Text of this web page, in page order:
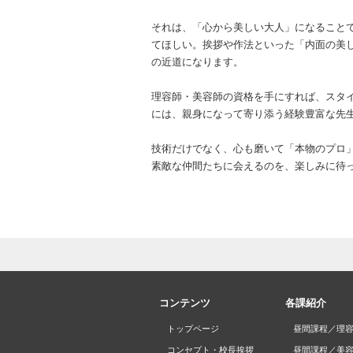
それは、「心から美しい大人」になること
てほしい。挨拶や作法といった「内面の美
の近道になります。
理容師・美容師の資格を手にすれば、スタ
には、親身になって寄り添う経験豊富な先
技術だけでなく、心も磨いて「本物のプロ
素敵な仲間たちに会えるのを、楽しみに待
コンテンツ
トップページ
コンセプト・校長挨拶
各課紹介
昼間課程／理
昼間課程／美